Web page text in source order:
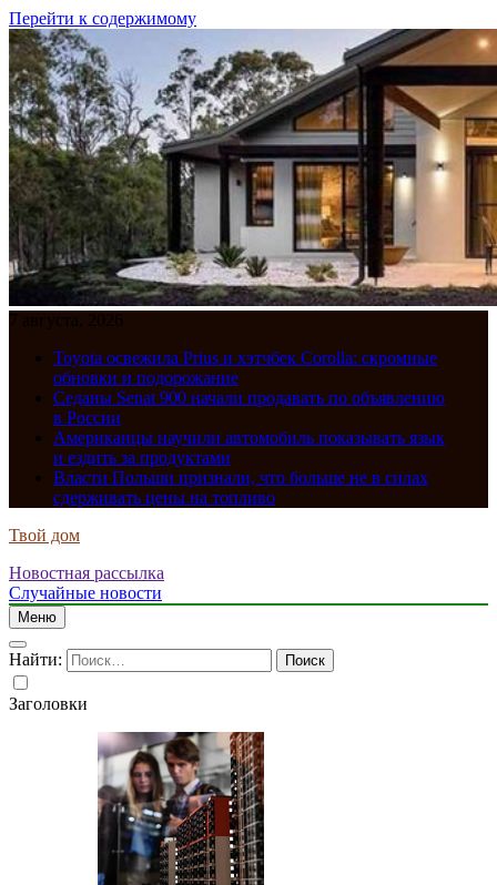
Перейти к содержимому
7 августа, 2026
Toyota освежила Prius и хэтчбек Corolla: скромные
обновки и подорожание
Седаны Senat 900 начали продавать по объявлению
в России
Американцы научили автомобиль показывать язык
и ездить за продуктами
Власти Польши признали, что больше не в силах
сдерживать цены на топливо
Твой дом
Новостная рассылка
Случайные новости
Меню
Найти:
Заголовки